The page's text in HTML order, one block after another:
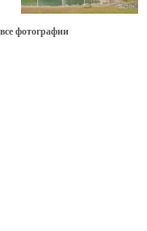
все фотографии